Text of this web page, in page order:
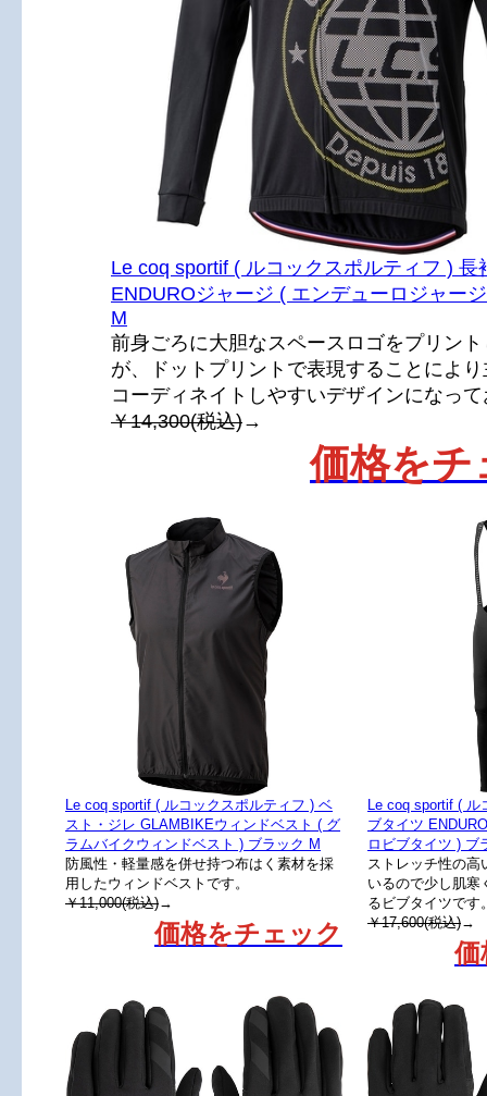
Le coq sportif ( ルコックスポルティフ ) 長
ENDUROジャージ ( エンデューロジャー
M
前身ごろに大胆なスペースロゴをプリン
が、ドットプリントで表現することによ
コーディネイトしやすいデザインになっ
￥14,300(税込)→
価格をチ
Le coq sportif ( ルコックスポルティフ ) ベ
スト・ジレ GLAMBIKEウィンドベスト ( グ
ラムバイクウィンドベスト ) ブラック M
防風性・軽量感を併せ持つ布はく素材を採
用したウィンドベストです。
￥11,000(税込)→
価格をチェック
Le coq sportif ( ル
ブタイツ
ロビブタイツ ) ブ
ストレッチ性の高
いるので少し肌寒
るビブタイツです
￥17,600(税込)→
価